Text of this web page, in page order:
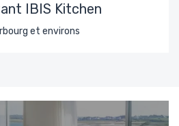
IBIS Kitchen
et environs